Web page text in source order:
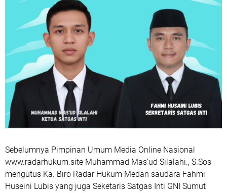
Sebelumnya Pimpinan Umum Media Online Nasional
www.radarhukum.site Muhammad Mas'ud Silalahi., S.Sos
mengutus Ka. Biro Radar Hukum Medan saudara Fahmi
Huseini Lubis yang juga Seketaris Satgas Inti GNI Sumut